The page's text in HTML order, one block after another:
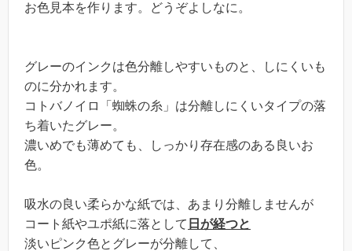
お色見本を作ります。どうぞよしなに。
グレーのインクは色分離しやすいものと、しにくいも
のに分かれます。
コトバノイロ「蜘蛛の糸」は分離しにくいタイプの落
ち着いたグレー。
濃いめでも薄めても、しっかり存在感のある良いお
色。
吸水の良い柔らかな紙では、あまり分離しませんが
コート紙やユポ紙に落として 日が経つと
淡いピンク色とグレーが分離して、